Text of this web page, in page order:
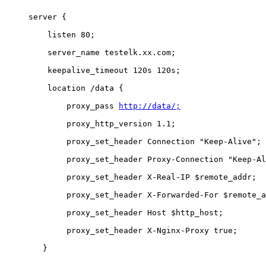
server {
    listen 80;
    server_name testelk.xx.com;
    keepalive_timeout 120s 120s;
    location /data {
        proxy_pass
http://data/;
        proxy_http_version 1.1;
        proxy_set_header Connection "Keep-Alive";
proxy_set_header Proxy-Connection "Keep-
        proxy_set_header X-Real-IP $remote_addr;
proxy_set_header X-Forwarded-For
        proxy_set_header Host $http_host;
        proxy_set_header X-Nginx-Proxy true;
   }